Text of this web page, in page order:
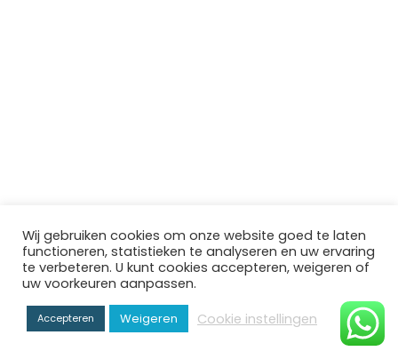
Wij gebruiken cookies om onze website goed te laten
functioneren, statistieken te analyseren en uw ervaring
te verbeteren. U kunt cookies accepteren, weigeren of
uw voorkeuren aanpassen.
Accepteren Weigeren Cookie instellingen